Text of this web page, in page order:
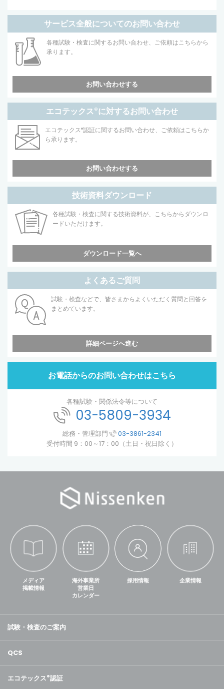
サービス全般についてのお問い合わせ
各種試験・検査に関するお問い合わせ、ご依頼はこちらから
承ります。
お問い合わせする
エコテックス®に対するお問い合わせ
エコテックス®認証に関するお問い合わせ、ご依頼はこちらか
ら承ります。
お問い合わせする
技術資料ダウンロード
各種試験・検査に関する技術資料が、こちらからダウンロ
ードいただけます。
ダウンロード一覧へ
よくあるご質問
試験・検査などで、皆さまからよくいただく質問と回答を
まとめています。
詳細ページへ進む
お電話からのお問い合わせはこちら
各種試験・関係法令等について
03-5809-3934
総務・管理部門
03-3861-2341
受付時間 9：00～17：00（土日・祝日除く）
メディア
掲載情報
海外事業所
営業日
カレンダー
採用情報 企業情報
試験・検査のご案内
QCS
エコテックス®認証